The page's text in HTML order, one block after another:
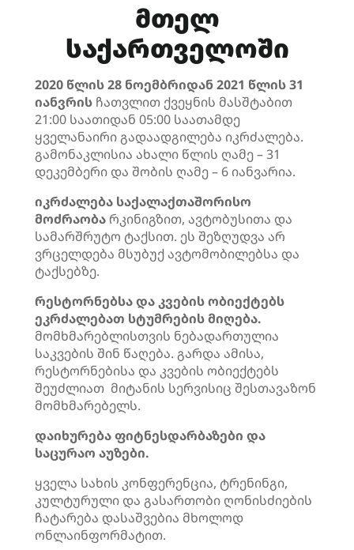
მთელ
საქართველოში
2020 წლის 28 ნოემბრიდან 2021 წლის 31
იანვრის ჩათვლით ქვეყნის მასშტაბით
21:00 საათიდან 05:00 საათამდე
ყველანაირი გადაადგილება იკრძალება.
გამონაკლისია ახალი წლის ღამე – 31
დეკემბერი და შობის ღამე – 6 იანვარია.
იკრძალება საქალაქთაშორისო
მოძრაობა რკინიგზით, ავტობუსითა და
სამარშრუტო ტაქსით. ეს შეზღუდვა არ
ვრცელდება მსუბუქ ავტომობილებსა და
ტაქსებზე.
რესტორნებსა და კვების ობიექტებს
ეკრძალებათ სტუმრების მიღება.
მომხმარებლისთვის ნებადართულია
საკვების შინ წაღება. გარდა ამისა,
რესტორნებისა და კვების ობიექტებს
შეუძლიათ მიტანის სერვისიც შესთავაზონ
მომხმარებელს.
დაიხურება ფიტნესდარბაზები და
საცურაო აუზები.
ყველა სახის კონფერენცია, ტრენინგი,
კულტურული და გასართობი ღონისძიების
ჩატარება დასაშვებია მხოლოდ
ონლაინფორმატით.